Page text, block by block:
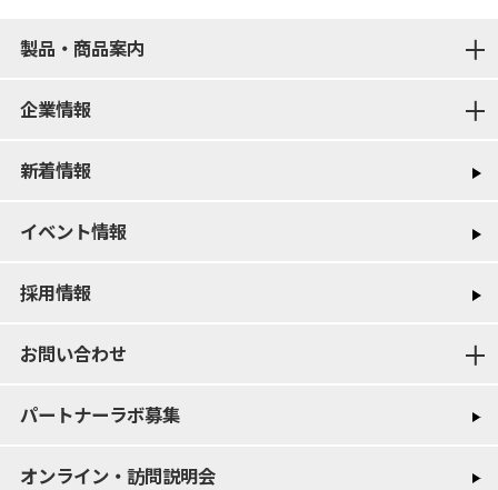
製品・商品案内
企業情報
新着情報
イベント情報
採用情報
お問い合わせ
パートナーラボ募集
オンライン・訪問説明会